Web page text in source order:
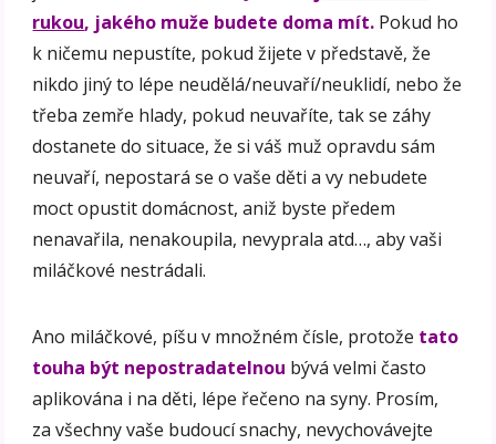
rukou, jakého muže budete doma mít. Pokud ho
k ničemu nepustíte, pokud žijete v představě, že
nikdo jiný to lépe neudělá/neuvaří/neuklidí, nebo že
třeba zemře hlady, pokud neuvaříte, tak se záhy
dostanete do situace, že si váš muž opravdu sám
neuvaří, nepostará se o vaše děti a vy nebudete
moct opustit domácnost, aniž byste předem
nenavařila, nenakoupila, nevyprala atd…, aby vaši
miláčkové nestrádali.
Ano miláčkové, píšu v množném čísle, protože tato
touha být nepostradatelnou bývá velmi často
aplikována i na děti, lépe řečeno na syny. Prosím,
za všechny vaše budoucí snachy, nevychovávejte